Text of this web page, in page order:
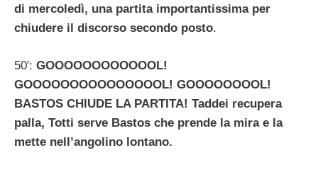
di mercoledì, una partita importantissima per
chiudere il discorso secondo posto.
50′: GOOOOOOOOOOOOL!
GOOOOOOOOOOOOOOOL! GOOOOOOOOL!
BASTOS CHIUDE LA PARTITA! Taddei recupera
palla, Totti serve Bastos che prende la mira e la
mette nell’angolino lontano.